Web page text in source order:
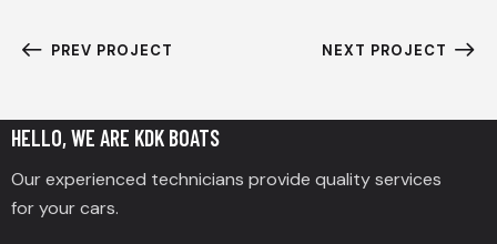
PREV PROJECT NEXT PROJECT
HELLO, WE ARE KDK BOATS
Our experienced technicians provide quality services
for your cars.